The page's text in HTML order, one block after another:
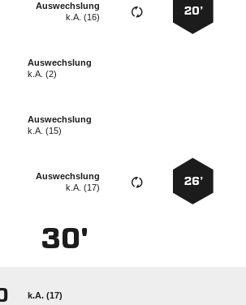
20’
Auswechslung
k.A. (16)
Auswechslung
k.A. (2)
Auswechslung
k.A. (15)
26’
Auswechslung
k.A. (17)
30'
k.A. (17)